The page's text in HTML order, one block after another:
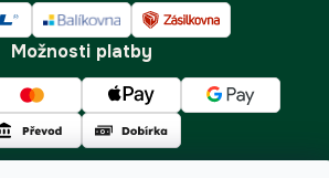
Možnosti platby